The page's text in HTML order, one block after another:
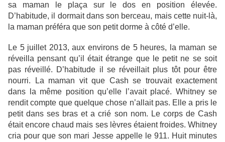
sa maman le plaça sur le dos en position élevée.
D’habitude, il dormait dans son berceau, mais cette nuit-là,
la maman préféra que son petit dorme à côté d’elle.
Le 5 juillet 2013, aux environs de 5 heures, la maman se
réveilla pensant qu’il était étrange que le petit ne se soit
pas réveillé. D’habitude il se réveillait plus tôt pour être
nourri. La maman vit que Cash se trouvait exactement
dans la même position qu’elle l’avait placé. Whitney se
rendit compte que quelque chose n’allait pas. Elle a pris le
petit dans ses bras et a crié son nom. Le corps de Cash
était encore chaud mais ses lèvres étaient froides. Whitney
cria pour que son mari Jesse appelle le 911. Huit minutes